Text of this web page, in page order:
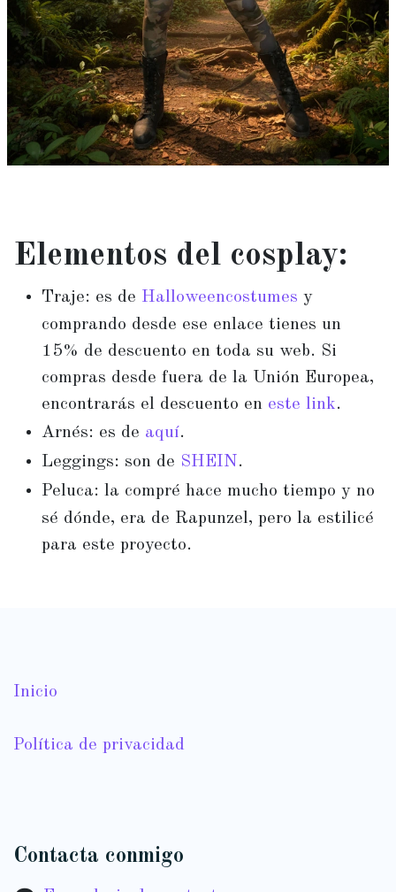
Elementos del cosplay:
Traje: es de Halloweencostumes y
comprando desde ese enlace tienes un
15% de descuento en toda su web. Si
compras desde fuera de la Unión Europea,
encontrarás el descuento en este link.
Arnés: es de aquí.
Leggings: son de SHEIN .
Peluca: la compré hace mucho tiempo y no
sé dónde, era de Rapunzel, pero la estilicé
para este proyecto.
Inicio
Política de privacidad
Contacta conmigo